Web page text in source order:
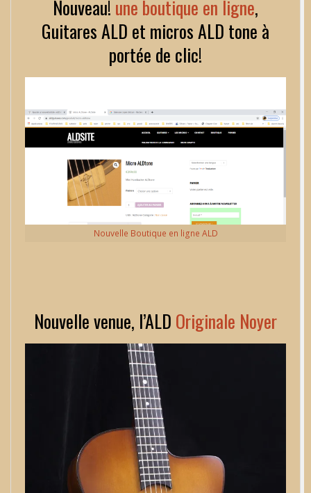
Nouveau! une boutique en ligne,
Guitares ALD et micros ALD tone à
portée de clic!
Nouvelle Boutique en ligne ALD
Nouvelle venue, l’ALD Originale Noyer